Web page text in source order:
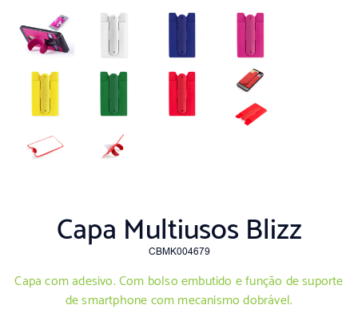
Capa Multiusos Blizz
CBMK004679
Capa com adesivo. Com bolso embutido e função de suporte
de smartphone com mecanismo dobrável.